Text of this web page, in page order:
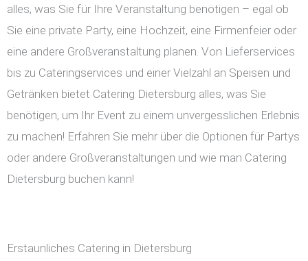
alles, was Sie für Ihre Veranstaltung benötigen – egal ob
Sie eine private Party, eine Hochzeit, eine Firmenfeier oder
eine andere Großveranstaltung planen. Von Lieferservices
bis zu Cateringservices und einer Vielzahl an Speisen und
Getränken bietet Catering Dietersburg alles, was Sie
benötigen, um Ihr Event zu einem unvergesslichen Erlebnis
zu machen! Erfahren Sie mehr über die Optionen für Partys
oder andere Großveranstaltungen und wie man Catering
Dietersburg buchen kann!
Erstaunliches Catering in Dietersburg